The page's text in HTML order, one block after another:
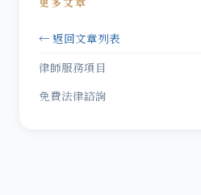
← 返回文章列表
律師服務項目
免費法律諮詢